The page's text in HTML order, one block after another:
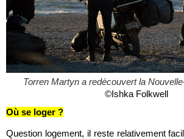
Torren Martyn a redécouvert la
©Ishka Folkwell
Où se loger ?
Question logement, il reste relativement